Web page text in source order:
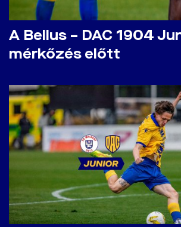
A Bellus – DAC 1904
mérkőzés előtt